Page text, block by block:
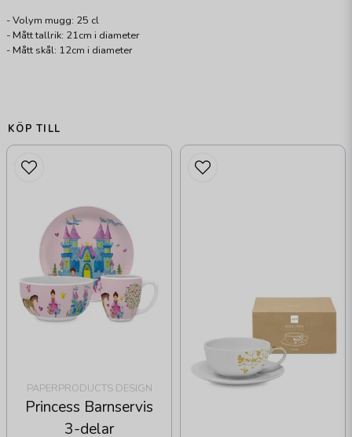
- Volym mugg: 25 cl
- Mått tallrik: 21cm i diameter
- Mått skål: 12cm i diameter
KÖP TILL
PAPERPRODUCTS DESIGN
Princess Barnservis
3-delar